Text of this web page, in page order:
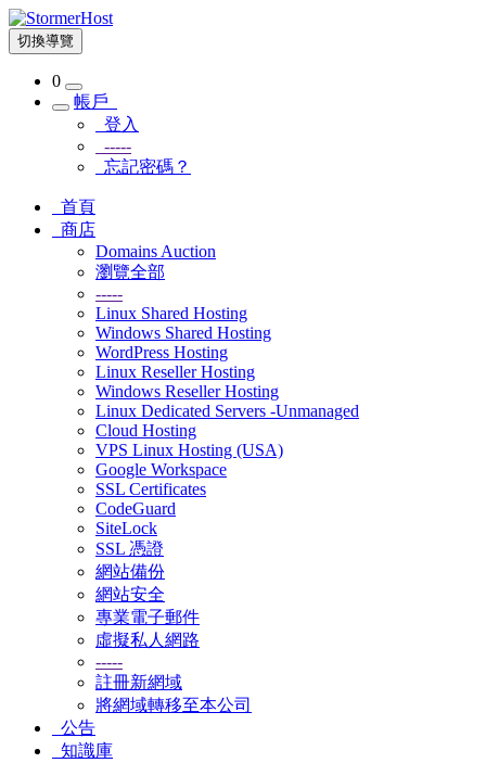
切換導覽
0
帳戶
登入
-----
忘記密碼？
首頁
商店
Domains Auction
瀏覽全部
-----
Linux Shared Hosting
Windows Shared Hosting
WordPress Hosting
Linux Reseller Hosting
Windows Reseller Hosting
Linux Dedicated Servers -Unmanaged
Cloud Hosting
VPS Linux Hosting (USA)
Google Workspace
SSL Certificates
CodeGuard
SiteLock
SSL 憑證
網站備份
網站安全
專業電子郵件
虛擬私人網路
-----
註冊新網域
將網域轉移至本公司
公告
知識庫